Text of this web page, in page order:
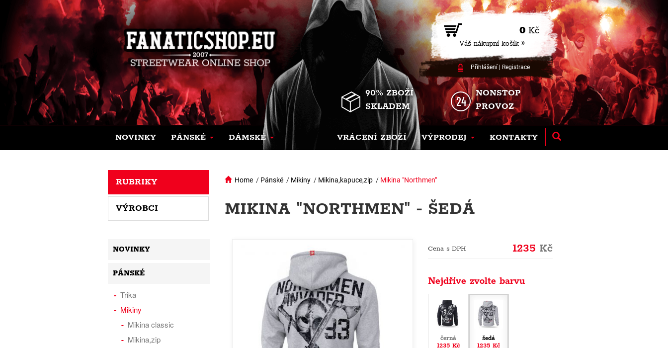
0 Kč
Váš nákupní košík »
Přihlášení| Registrace
90% ZBOŽÍ
SKLADEM
NONSTOP
PROVOZ
NOVINKY PÁNSKÉ DÁMSKÉ VRÁCENÍ ZBOŽÍ VÝPRODEJ KONTAKTY
Home / Pánské / Mikiny / Mikina,kapuce,zip / Mikina "Northmen"
MIKINA "NORTHMEN" - ŠEDÁ
Cena s DPH 1235 Kč
Nejdříve zvolte barvu
černá
1235 Kč
šedá
1235 Kč
RUBRIKY
VÝROBCI
NOVINKY
PÁNSKÉ
Trika
Mikiny
Mikina classic
Mikina,zip